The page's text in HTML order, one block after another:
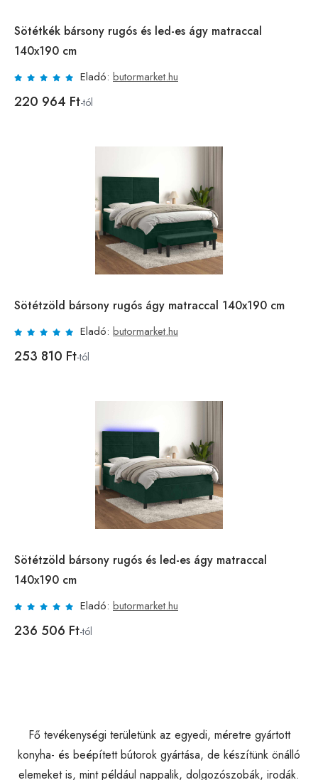
Sötétkék bársony rugós és led-es ágy matraccal
140x190 cm
Eladó: butormarket.hu
220 964 Ft-tól
Sötétzöld bársony rugós ágy matraccal 140x190 cm
Eladó: butormarket.hu
253 810 Ft-tól
Sötétzöld bársony rugós és led-es ágy matraccal
140x190 cm
Eladó: butormarket.hu
236 506 Ft-tól
Fő tevékenységi területünk az egyedi, méretre gyártott
konyha- és beépített bútorok gyártása, de készítünk önálló
elemeket is, mint például nappalik, dolgozószobák, irodák.